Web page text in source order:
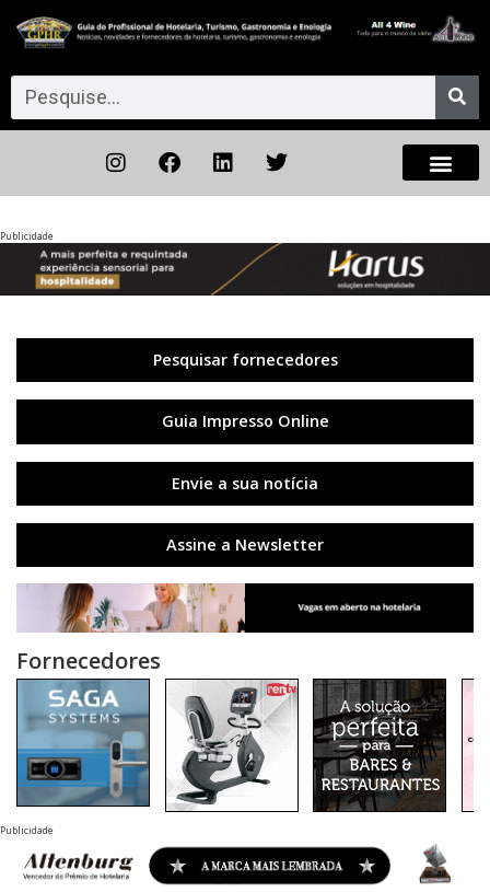
Publicidade
Pesquisar fornecedores
Guia Impresso Online
Envie a sua notícia
Assine a Newsletter
Fornecedores
Publicidade